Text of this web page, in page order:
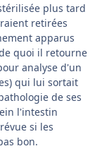
plus tard
retirées
apparus
quoi il retourne
analyse d'un
qui lui sortait
de ses
l'intestin
si les
bon.